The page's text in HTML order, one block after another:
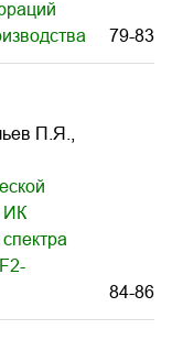
79-83
П.Я.,
ИК
84-86